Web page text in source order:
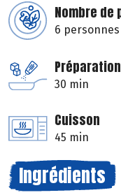
Nombre de
6 personnes
Préparation
30 min
Cuisson
45 min
Ingrédients